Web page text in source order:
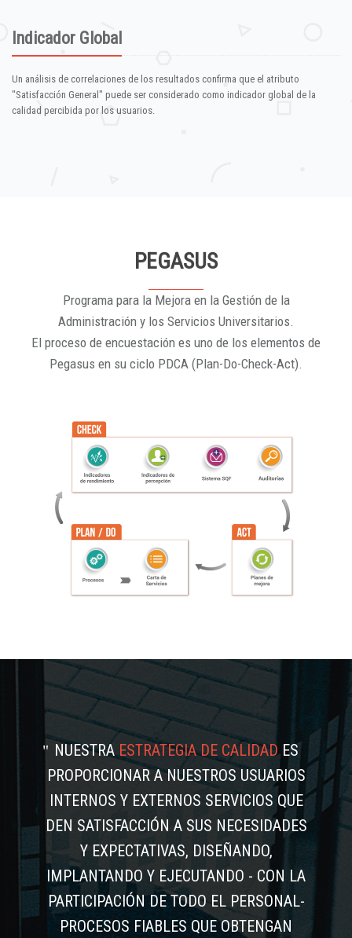
Indicador Global
Un análisis de correlaciones de los resultados confirma que el atributo
"Satisfacción General" puede ser considerado como indicador global de la
calidad percibida por los usuarios.
PEGASUS
Programa para la Mejora en la Gestión de la
Administración y los Servicios Universitarios.
El proceso de encuestación es uno de los elementos de
Pegasus en su ciclo PDCA (Plan-Do-Check-Act).
NUESTRAESTRATEGIA DE CALIDADES
PROPORCIONAR A NUESTROS USUARIOS
INTERNOS Y EXTERNOS SERVICIOS QUE
DEN SATISFACCIÓN A SUS NECESIDADES
Y EXPECTATIVAS, DISEÑANDO,
IMPLANTANDO Y EJECUTANDO - CON LA
PARTICIPACIÓN DE TODO EL PERSONAL-
PROCESOS FIABLES QUE OBTENGAN